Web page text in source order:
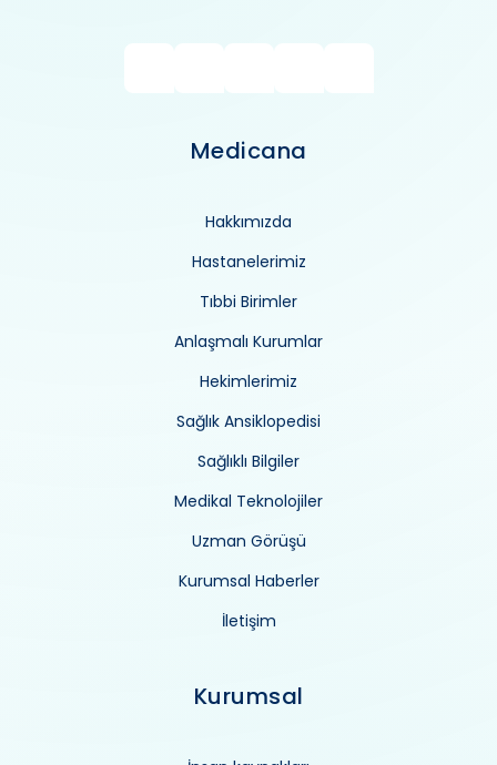
Medicana
Hakkımızda
Hastanelerimiz
Tıbbi Birimler
Anlaşmalı Kurumlar
Hekimlerimiz
Sağlık Ansiklopedisi
Sağlıklı Bilgiler
Medikal Teknolojiler
Uzman Görüşü
Kurumsal Haberler
İletişim
Kurumsal